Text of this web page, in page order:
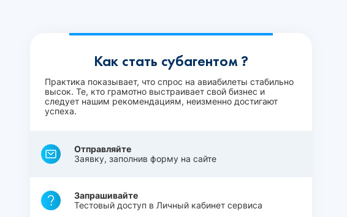
Как стать субагентом ?
Практика показывает, что спрос на авиабилеты стабильно
высок. Те, кто грамотно выстраивает свой бизнес и
следует нашим рекомендациям, неизменно достигают
успеха.
Отправляйте
Заявку, заполнив форму на сайте
Запрашивайте
Тестовый доступ в Личный кабинет сервиса